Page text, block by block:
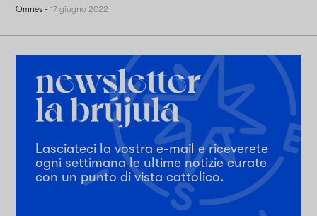
Omnes -17 giugno 2022
Lasciateci la vostra e-mail e riceverete
ogni settimana le ultime notizie curate
con un punto di vista cattolico.